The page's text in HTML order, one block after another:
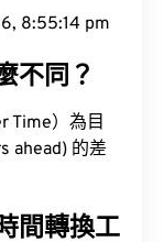
8:55:15 pm
不同？
Time）為目
ahead) 的差
間轉換工